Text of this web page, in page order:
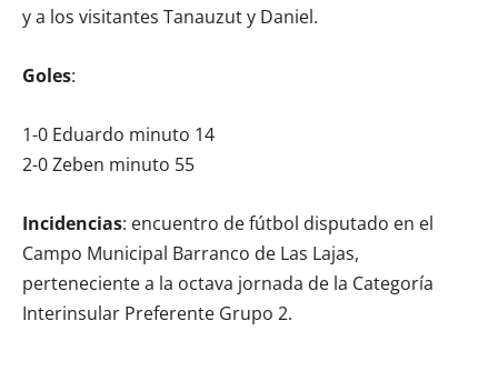
y a los visitantes Tanauzut y Daniel.
Goles:
1-0 Eduardo minuto 14
2-0 Zeben minuto 55
Incidencias: encuentro de fútbol disputado en el
Campo Municipal Barranco de Las Lajas,
perteneciente a la octava jornada de la Categoría
Interinsular Preferente Grupo 2.